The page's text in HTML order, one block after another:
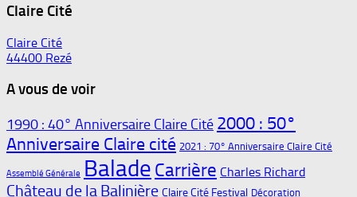
Claire Cité
Claire Cité
44400 Rezé
A vous de voir
1990 : 40° Anniversaire Claire Cité 2000 : 50°
Anniversaire Claire cité 2021 : 70° Anniversaire Claire Cité
Assemblé Générale Balade Carrière Charles Richard
Château de la Balinière Claire Cité Festival Décoration